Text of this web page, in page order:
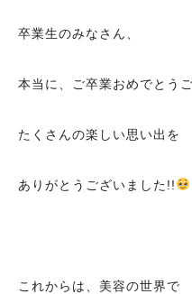
卒業生のみなさん、
本当に、ご卒業おめでとう
たくさんの楽しい思い出を
ありがとうございました!!
これからは、美容の世界で